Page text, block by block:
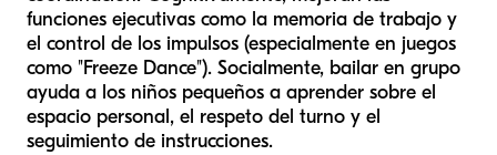
funciones ejecutivas como la memoria de trabajo y
el control de los impulsos (especialmente en juegos
como "Freeze Dance"). Socialmente, bailar en grupo
ayuda a los niños pequeños a aprender sobre el
espacio personal, el respeto del turno y el
seguimiento de instrucciones.